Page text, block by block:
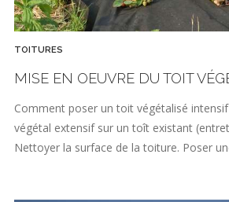
TOITURES
MISE EN OEUVRE DU TOIT
Comment poser un toit végétalisé
végétal extensif sur un toît existant
Nettoyer la surface de la toiture. Poser